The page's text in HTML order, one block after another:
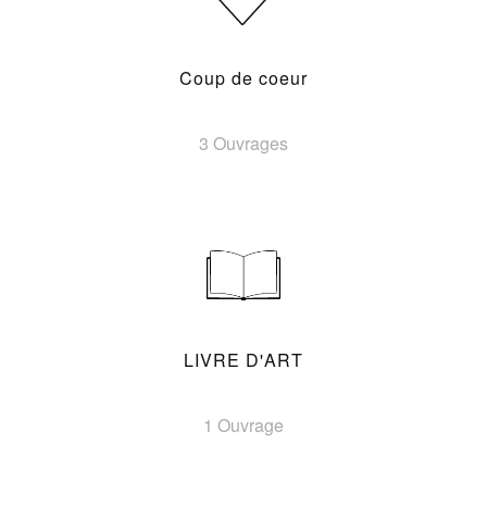
Coup de coeur
3 Ouvrages
LIVRE D'ART
1 Ouvrage